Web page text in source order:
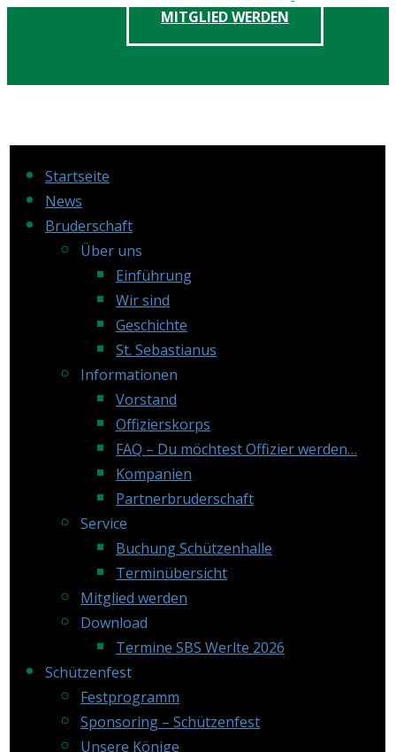
MITGLIED WERDEN
Startseite
News
Bruderschaft
Über uns
Einführung
Wir sind
Geschichte
St. Sebastianus
Informationen
Vorstand
Offizierskorps
FAQ – Du möchtest Offizier werden…
Kompanien
Partnerbruderschaft
Service
Buchung Schützenhalle
Terminübersicht
Mitglied werden
Download
Termine SBS Werlte 2026
Schützenfest
Festprogramm
Sponsoring – Schützenfest
Unsere Könige